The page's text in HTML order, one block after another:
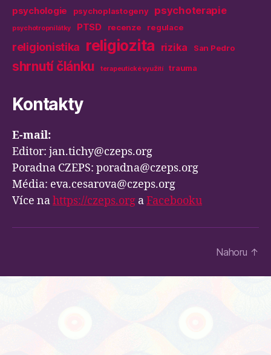
psychologie psychoplastogeny psychoterapie
psychotropní látky PTSD recenze regulace
religionistika religiozita rizika San Pedro
shrnutí článku terapeutické využití trauma
Kontakty
E-mail:
Editor: jan.tichy@czeps.org
Poradna CZEPS: poradna@czeps.org
Média: eva.cesarova@czeps.org
Více nahttps://czeps.org aFacebooku
Nahoru ↑